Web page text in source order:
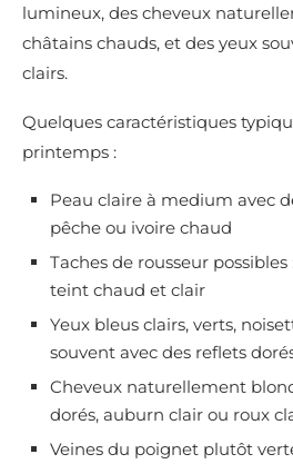
lumineux, des cheveux
châtains chauds, et des yeux
clairs.
Quelques caractéristiques
printemps :
Peau claire à medium avec
pêche ou ivoire chaud
Taches de rousseur possibles
teint chaud et clair
Yeux bleus clairs, verts,
souvent avec des reflets
Cheveux naturellement
dorés, auburn clair ou roux
Veines du poignet plutôt